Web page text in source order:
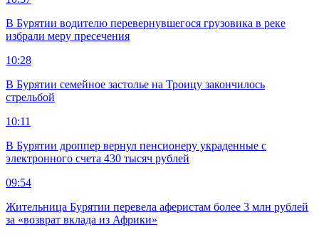
В Бурятии водителю перевернувшегося грузовика в реке
избрали меру пресечения
10:28
В Бурятии семейное застолье на Троицу закончилось
стрельбой
10:11
В Бурятии дроппер вернул пенсионеру украденные с
электронного счета 430 тысяч рублей
09:54
Жительница Бурятии перевела аферистам более 3 млн рублей
за «возврат вклада из Африки»